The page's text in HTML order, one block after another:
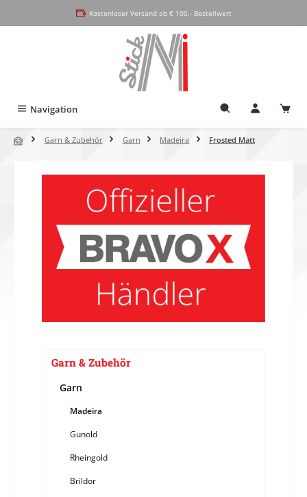
Kostenloser Versand ab € 100,- Bestellwert
Navigation
Garn & Zubehör Garn Madeira Frosted Matt
Garn & Zubehör
Garn
Madeira
Gunold
Rheingold
Brildor